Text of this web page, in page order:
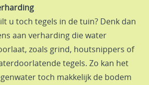
u toch tegels in de tuin? Denk dan
aan verharding die water
zoals grind, houtsnippers of
tegels. Zo kan het
toch makkelijk de bodem